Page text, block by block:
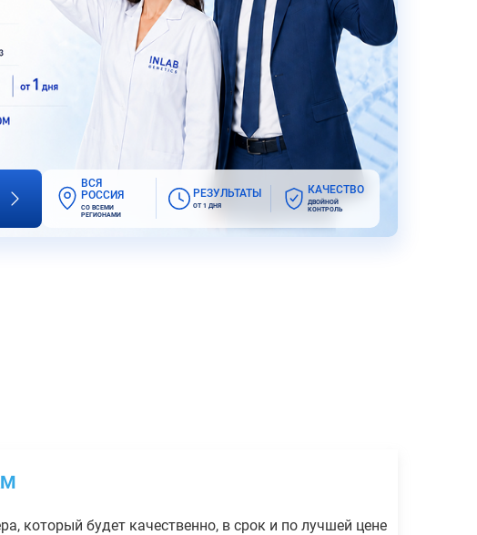
ВСЯ
РОССИЯ
СО ВСЕМИ
РЕГИОНАМИ
РЕЗУЛЬТАТЫ
ОТ 1 ДНЯ
КАЧЕСТВО
ДВОЙНОЙ
КОНТРОЛЬ
который будет качественно, в срок и по лучшей цене